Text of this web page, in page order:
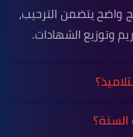
واضح يتضمن الترحيب،
وتوزيع الشهادات.